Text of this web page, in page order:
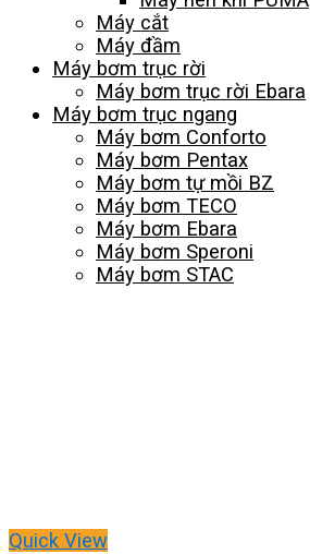
Máy cắt
Máy đầm
Máy bơm trục rời
Máy bơm trục rời Ebara
Máy bơm trục ngang
Máy bơm Conforto
Máy bơm Pentax
Máy bơm tự mồi BZ
Máy bơm TECO
Máy bơm Ebara
Máy bơm Speroni
Máy bơm STAC
Quick View